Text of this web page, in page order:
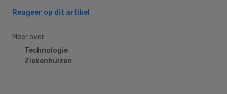
Reageer op dit artikel
Meer over:
Technologie
Ziekenhuizen